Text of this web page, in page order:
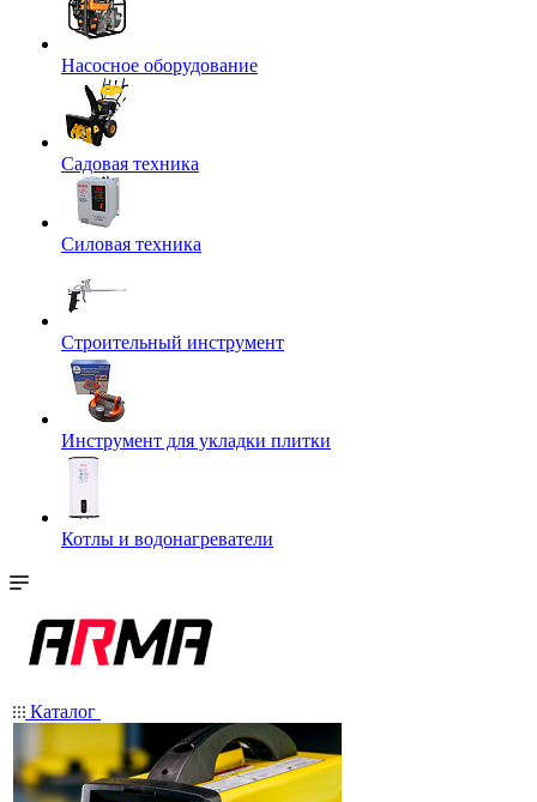
Насосное оборудование
Садовая техника
Силовая техника
Строительный инструмент
Инструмент для укладки плитки
Котлы и водонагреватели
Каталог